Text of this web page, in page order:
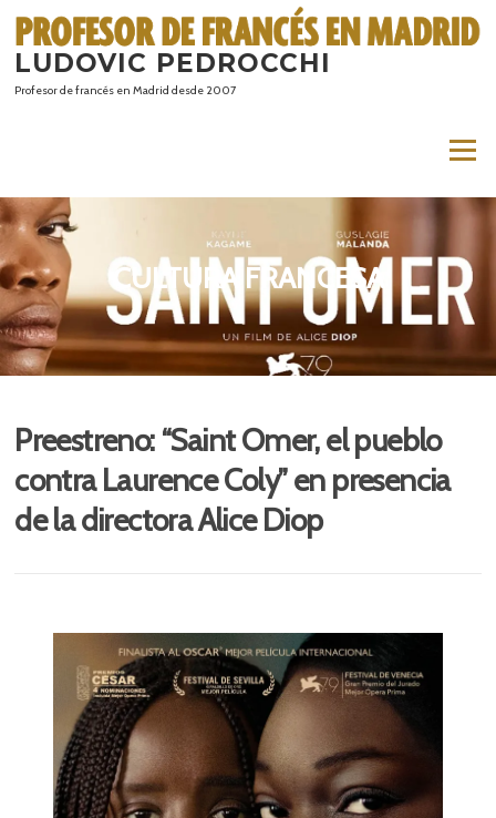
contenido
LUDOVIC PEDROCCHI
Profesor de francés en Madrid desde 2007
Menú
CULTURA FRANCESA
Preestreno: “Saint Omer, el pueblo
contra Laurence Coly” en presencia
de la directora Alice Diop